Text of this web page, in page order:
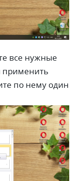
все нужные
применить
по нему один